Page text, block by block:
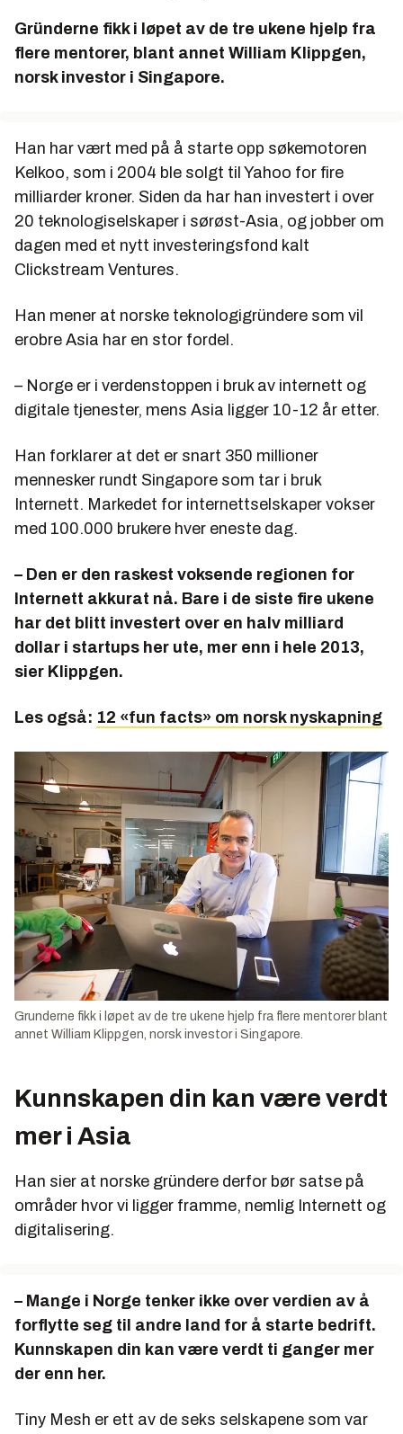
Gründerne fikk i løpet av de tre ukene hjelp fra
flere mentorer, blant annet William Klippgen,
norsk investor i Singapore.
Han har vært med på å starte opp søkemotoren
Kelkoo, som i 2004 ble solgt til Yahoo for fire
milliarder kroner. Siden da har han investert i over
20 teknologiselskaper i sørøst-Asia, og jobber om
dagen med et nytt investeringsfond kalt
Clickstream Ventures.
Han mener at norske teknologigründere som vil
erobre Asia har en stor fordel.
– Norge er i verdenstoppen i bruk av internett og
digitale tjenester, mens Asia ligger 10-12 år etter.
Han forklarer at det er snart 350 millioner
mennesker rundt Singapore som tar i bruk
Internett. Markedet for internettselskaper vokser
med 100.000 brukere hver eneste dag.
– Den er den raskest voksende regionen for
Internett akkurat nå. Bare i de siste fire ukene
har det blitt investert over en halv milliard
dollar i startups her ute, mer enn i hele 2013,
sier Klippgen.
Les også: 12 «fun facts» om norsk nyskapning
Grunderne fikk i løpet av de tre ukene hjelp fra flere mentorer blant
annet William Klippgen, norsk investor i Singapore.
Kunnskapen din kan være verdt
mer i Asia
Han sier at norske gründere derfor bør satse på
områder hvor vi ligger framme, nemlig Internett og
digitalisering.
– Mange i Norge tenker ikke over verdien av å
forflytte seg til andre land for å starte bedrift.
Kunnskapen din kan være verdt ti ganger mer
der enn her.
Tiny Mesh er ett av de seks selskapene som var